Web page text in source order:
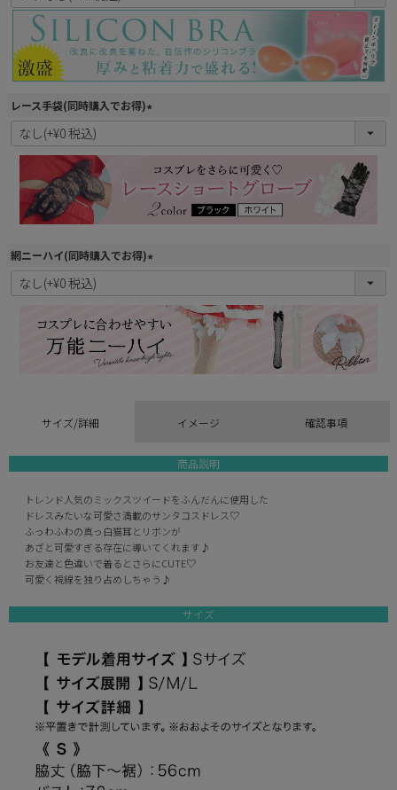
須
)
レース手袋(同時購入でお得)
(
網ニーハイ(同時購入でお得)
(
)
サイズ/詳細 イメージ 確認事項
商品説明
トレンド人気のミックスツイードをふんだんに使用した
ドレスみたいな可愛さ満載のサンタコスドレス♡
ふっわふわの真っ白猫耳とリボンが
あざと可愛すぎる存在に導いてくれます♪
お友達と色違いで着るとさらにCUTE♡
可愛く視線を独り占めしちゃう♪
サイズ